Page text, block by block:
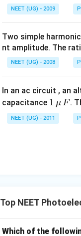
NEET (UG) - 2009
Two simple
nt amplitude. The
NEET (UG) - 2008
In an ac circuit , an
capacitance 1
\,\m
u \,
1 μF .
NEET (UG) - 2011
Top NEET
Which of the